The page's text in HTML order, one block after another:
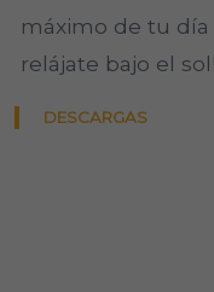
máximo de tu día
relájate bajo el sol!
DESCARGAS